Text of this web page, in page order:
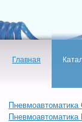
Главная
Пневмоавтоматика
Пневмоавтоматика